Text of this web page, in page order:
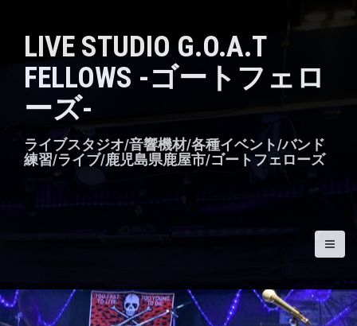
LIVE STUDIO G.O.A.T
FELLOWS -ゴートフェロ
ーズ-
ライブスタジオ/音響機材/各種イベント/バンド
練習/ライブ/鹿児島県鹿屋市/ゴートフェローズ